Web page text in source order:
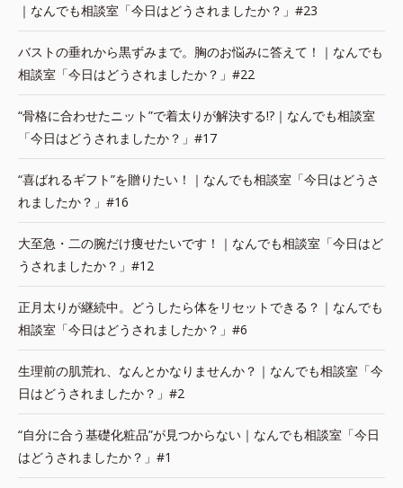
｜なんでも相談室「今日はどうされましたか？」#23
バストの垂れから黒ずみまで。胸のお悩みに答えて！｜なんでも
相談室「今日はどうされましたか？」#22
“骨格に合わせたニット”で着太りが解決する!?｜なんでも相談室
「今日はどうされましたか？」#17
“喜ばれるギフト”を贈りたい！｜なんでも相談室「今日はどうさ
れましたか？」#16
大至急・二の腕だけ痩せたいです！｜なんでも相談室「今日はど
うされましたか？」#12
正月太りが継続中。どうしたら体をリセットできる？｜なんでも
相談室「今日はどうされましたか？」#6
生理前の肌荒れ、なんとかなりませんか？｜なんでも相談室「今
日はどうされましたか？」#2
“自分に合う基礎化粧品”が見つからない｜なんでも相談室「今日
はどうされましたか？」#1